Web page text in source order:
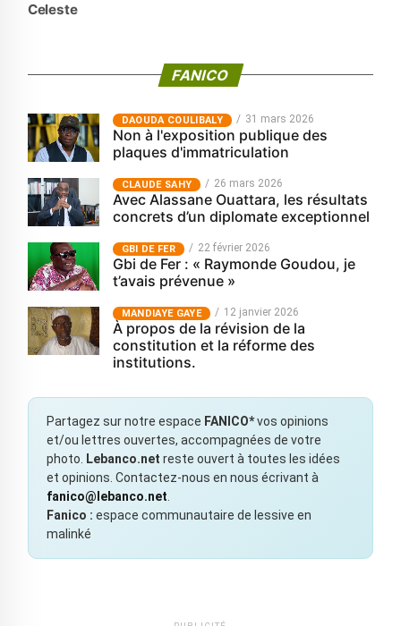
Celeste
FANICO
‎DAOUDA COULIBALY 31 mars 2026
Non à l'exposition publique des
plaques d'immatriculation
CLAUDE SAHY 26 mars 2026
Avec Alassane Ouattara, les résultats
concrets d’un diplomate exceptionnel
GBI DE FER 22 février 2026
Gbi de Fer : « Raymonde Goudou, je
t’avais prévenue »
MANDIAYE GAYE 12 janvier 2026
À propos de la révision de la
constitution et la réforme des
institutions.
Partagez sur notre espace FANICO*vos opinions
et/ou lettres ouvertes, accompagnées de votre
photo.
Lebanco.net reste ouvert à toutes les idées
et opinions. Contactez-nous en nous écrivant à
fanico@lebanco.net
Fanico : espace communautaire de lessive en
malinké